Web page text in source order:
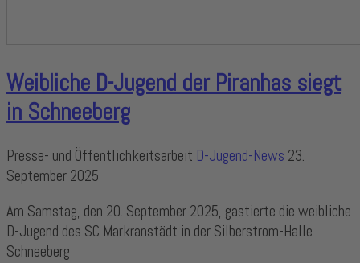
Weibliche D-Jugend der Piranhas siegt
in Schneeberg
Presse- und Öffentlichkeitsarbeit D-Jugend-News 23.
September 2025
Am Samstag, den 20. September 2025, gastierte die weibliche
D-Jugend des SC Markranstädt in der Silberstrom-Halle
Schneeberg